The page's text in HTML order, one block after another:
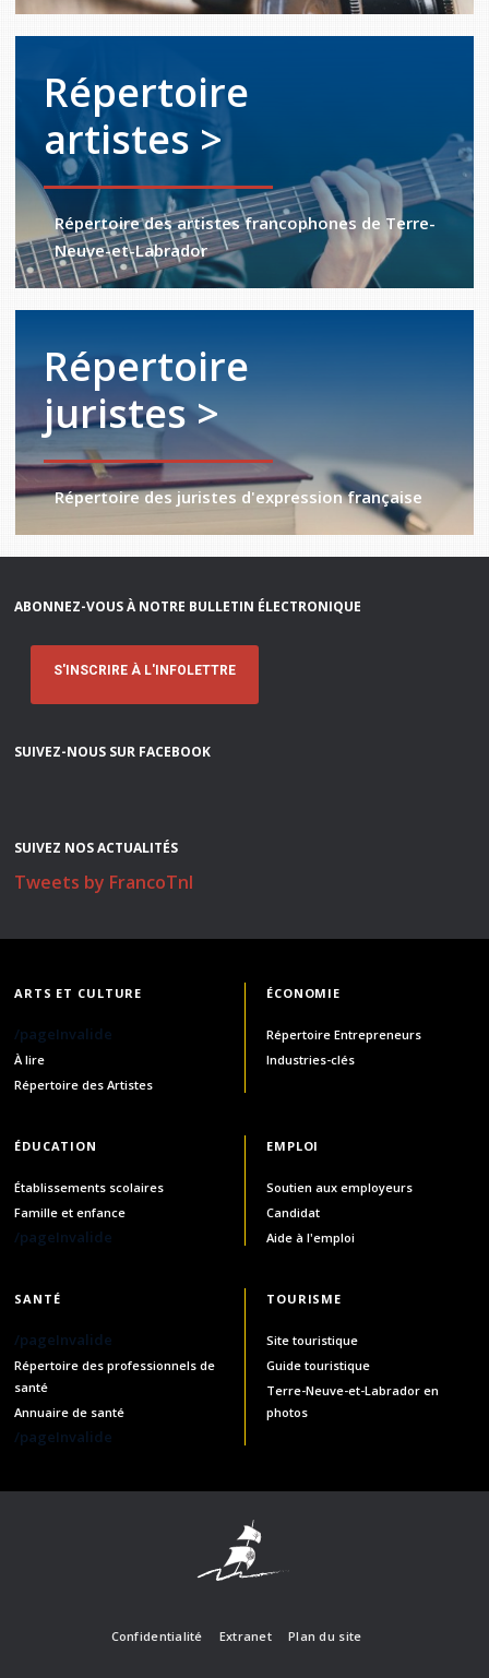
Répertoire
artistes >
Répertoire des artistes francophones de Terre-
Neuve-et-Labrador
Répertoire
juristes >
Répertoire des juristes d'expression française
ABONNEZ-VOUS À NOTRE BULLETIN ÉLECTRONIQUE
S'INSCRIRE À L'INFOLETTRE
SUIVEZ-NOUS SUR FACEBOOK
SUIVEZ NOS ACTUALITÉS
Tweets by FrancoTnl
ARTS ET CULTURE
/pageInvalide
À lire
Répertoire des Artistes
ÉCONOMIE
Répertoire Entrepreneurs
Industries-clés
ÉDUCATION
Établissements scolaires
Famille et enfance
/pageInvalide
EMPLOI
Soutien aux employeurs
Candidat
Aide à l'emploi
SANTÉ
/pageInvalide
Répertoire des professionnels de
santé
Annuaire de santé
/pageInvalide
TOURISME
Site touristique
Guide touristique
Terre-Neuve-et-Labrador en
photos
Confidentialité Extranet Plan du site